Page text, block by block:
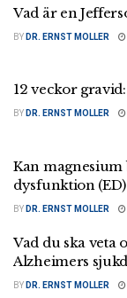
Vad är en
BY DR. ERNST MOLLER
12 veckor
BY DR. ERNST MOLLER
Kan
dysfunktion
BY DR. ERNST MOLLER
Vad du ska veta
Alzheimers
BY DR. ERNST MOLLER